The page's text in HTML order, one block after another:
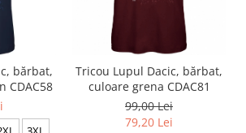
bărbat,
CDAC58
Tricou Lupul Dacic, bărbat,
culoare grena CDAC81
99,00 Lei
79,20 Lei